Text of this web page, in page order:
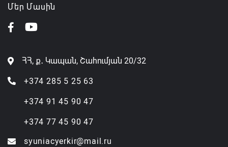
Մեր Մասին
ՀՀ, ք․ Կապան, Շահումյան 20/32
+374 285 5 25 63
+374 91 45 90 47
+374 77 45 90 47
syuniacyerkir@mail.ru